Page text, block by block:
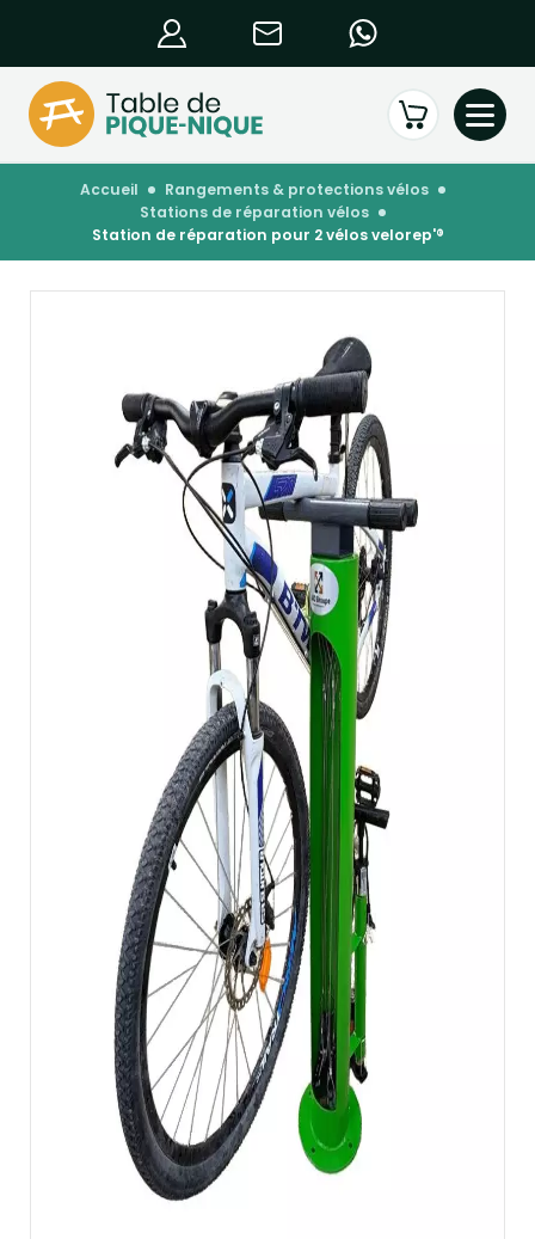
accueil
rangements & protections vélos
stations de réparation vélos
station de réparation pour 2 vélos velorep'®